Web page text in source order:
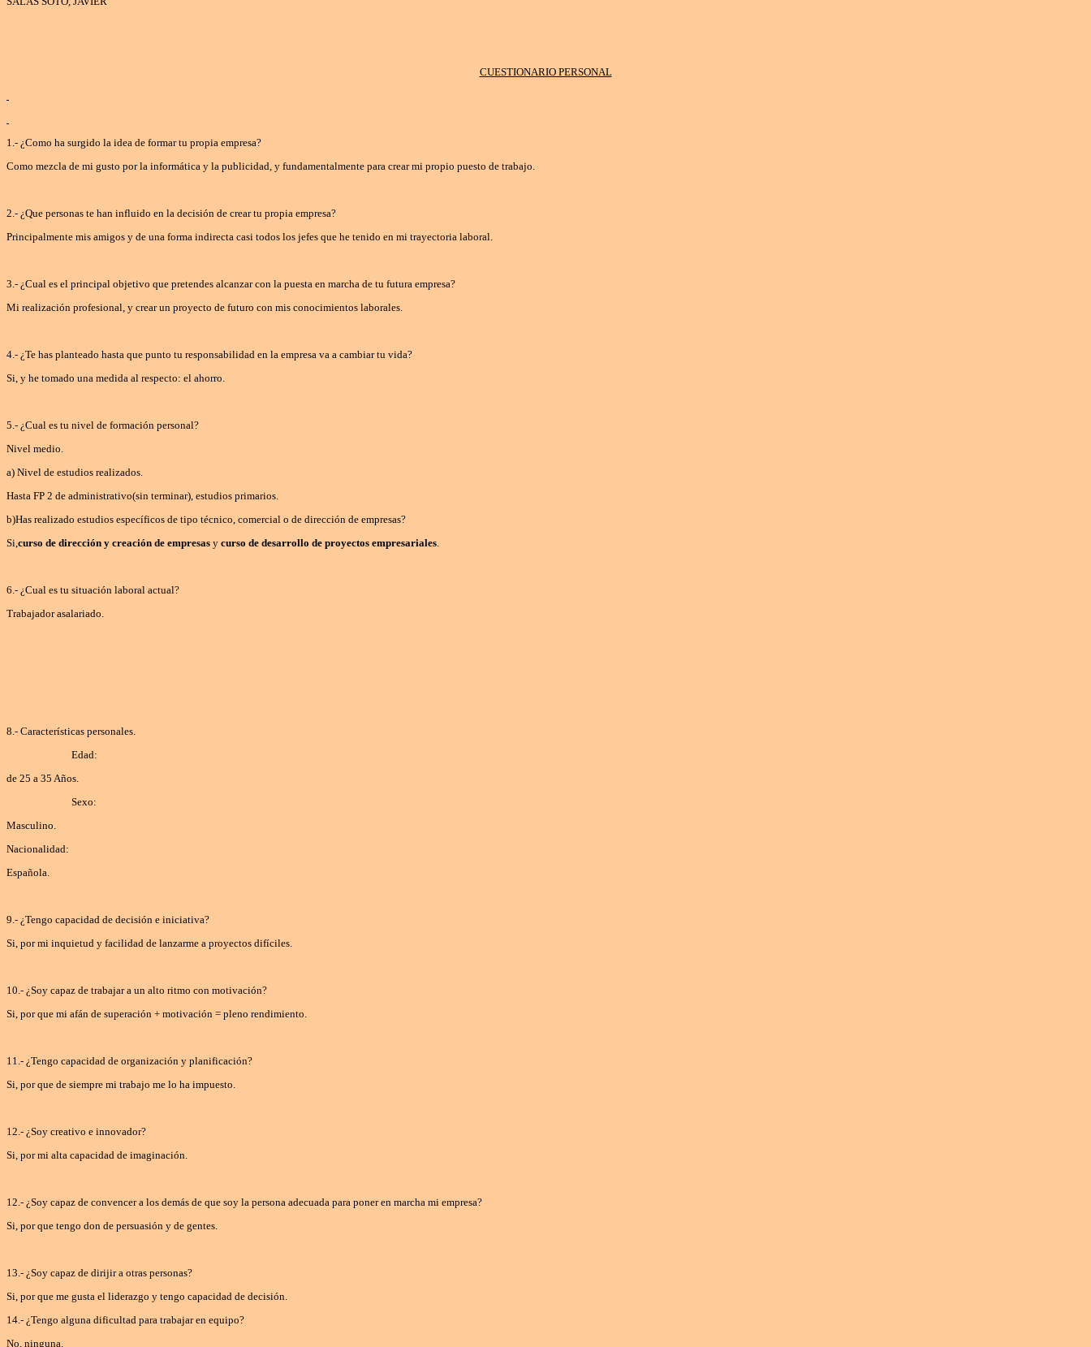
CUESTIONARIO PERSONAL
1.- ¿Como ha surgido la idea de formar tu propia empresa?
Como mezcla de mi gusto por la informática y la publicidad, y fundamentalmente para crear mi propio puesto de trabajo.
2.- ¿Que personas te han influido en la decisión de crear tu propia empresa?
Principalmente mis amigos y de una forma indirecta casi todos los jefes que he tenido en mi trayectoria laboral.
3.- ¿Cual es el principal objetivo que pretendes alcanzar con la puesta en marcha de tu futura empresa?
Mi realización profesional, y crear un proyecto de futuro con mis conocimientos laborales.
4.- ¿Te has planteado hasta que punto tu responsabilidad en la empresa va a cambiar tu vida?
Si, y he tomado una medida al respecto: el ahorro.
5.- ¿Cual es tu nivel de formación personal?
Nivel medio.
a) Nivel de estudios realizados.
Hasta FP 2 de administrativo(sin terminar), estudios primarios.
b)Has realizado estudios específicos de tipo técnico, comercial o de dirección de empresas?
Si,curso de dirección y creación de empresas y curso de desarrollo de proyectos empresariales.
6.- ¿Cual es tu situación laboral actual?
Trabajador asalariado.
8.- Características personales.
Edad:
de 25 a 35 Años.
Sexo:
Masculino.
Nacionalidad:
Española.
9.- ¿Tengo capacidad de decisión e iniciativa?
Si, por mi inquietud y facilidad de lanzarme a proyectos difíciles.
10.- ¿Soy capaz de trabajar a un alto ritmo con motivación?
Si, por que mi afán de superación + motivación = pleno rendimiento.
11.- ¿Tengo capacidad de organización y planificación?
Si, por que de siempre mi trabajo me lo ha impuesto.
12.- ¿Soy creativo e innovador?
Si, por mi alta capacidad de imaginación.
12.- ¿Soy capaz de convencer a los demás de que soy la persona adecuada para poner en marcha mi empresa?
Si, por que tengo don de persuasión y de gentes.
13.- ¿Soy capaz de dirijir a otras personas?
Si, por que me gusta el liderazgo y tengo capacidad de decisión.
14.- ¿Tengo alguna dificultad para trabajar en equipo?
No, ninguna.